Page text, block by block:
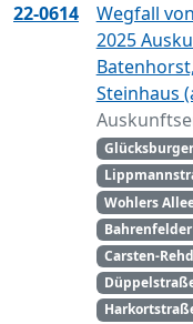
22-0614
Wegfall
2025
Steinhaus
Wohlers
Bahrenfelder
Carsten-